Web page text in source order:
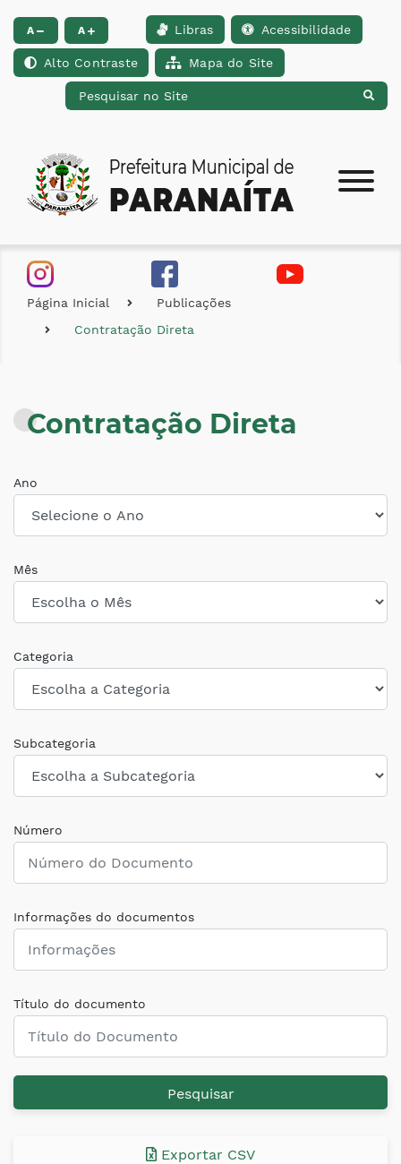
Ir para o conteúdo [alt+1] Ir para o menu [alt+2] Ir para a busca
A A Libras Acessibilidade
Alto Contraste Mapa do Site
Página Inicial
Publicações
Contratação Direta
Contratação Direta
Ano
Mês
Categoria
Subcategoria
Número
Informações do documentos
Título do documento
Pesquisar
Exportar CSV